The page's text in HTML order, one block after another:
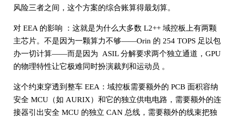
风险三者之间，这个方案的综合账算得最划算。
对 EEA 的影响 ：这就是为什么大多数 L2++ 域控板上有两颗
主芯片。不是因为一颗算力不够——Orin 的 254 TOPS 足以包
办一切计算——而是因为 ASIL 分解要求两个独立通道，GPU
的物理特性让它极难同时扮演裁判和运动员 。
这个约束穿透到整车 EEA：域控板需要额外的 PCB 面积容纳
安全 MCU（如 AURIX）和它的独立供电电路，需要额外的连
接器引出安全 MCU 的独立 CAN 总线，需要额外的线束把独